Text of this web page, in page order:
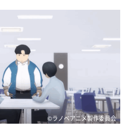
©ラノベアニメ製作委員会